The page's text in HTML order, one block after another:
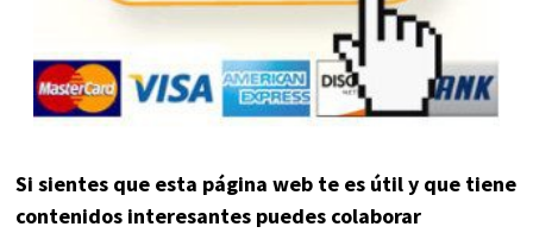
Si sientes que esta página web te es útil y que tiene
contenidos interesantes puedes colaborar